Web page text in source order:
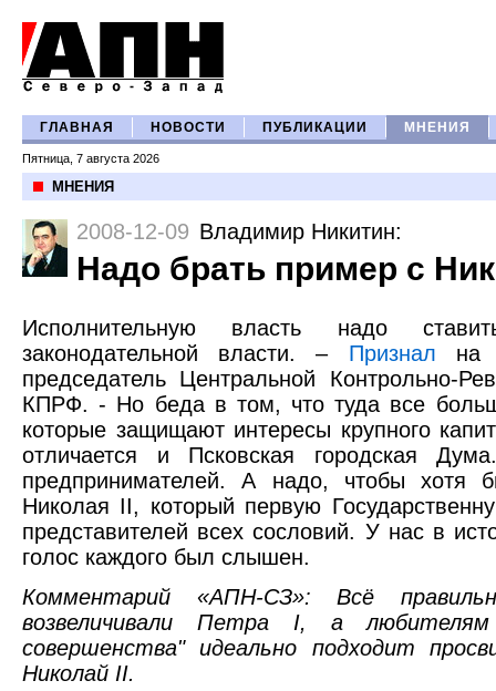
ГЛАВНАЯ НОВОСТИ ПУБЛИКАЦИИ МНЕНИЯ
Пятница, 7 августа 2026
МНЕНИЯ
2008-12-09 Владимир Никитин:
Надо брать пример с
Исполнительную власть надо
законодательной власти. – Признал на
председатель Центральной Контрольно-
КПРФ. - Но беда в том, что туда все
которые защищают интересы крупного
отличается и Псковская городская
предпринимателей. А надо, чтобы хотя
Николая II, который первую
представителей всех сословий. У нас в
голос каждого был слышен.
Комментарий «АПН-СЗ»: Всё
возвеличивали Петра I, а любителям
совершенства" идеально подходит
Николай II.